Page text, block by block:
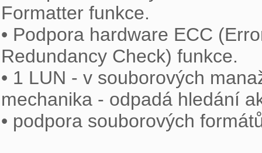
Formatter funkce.
• Podpora hardware ECC
Redundancy Check) funkce.
• 1 LUN - v souborových
mechanika - odpadá hledání
• podpora souborových